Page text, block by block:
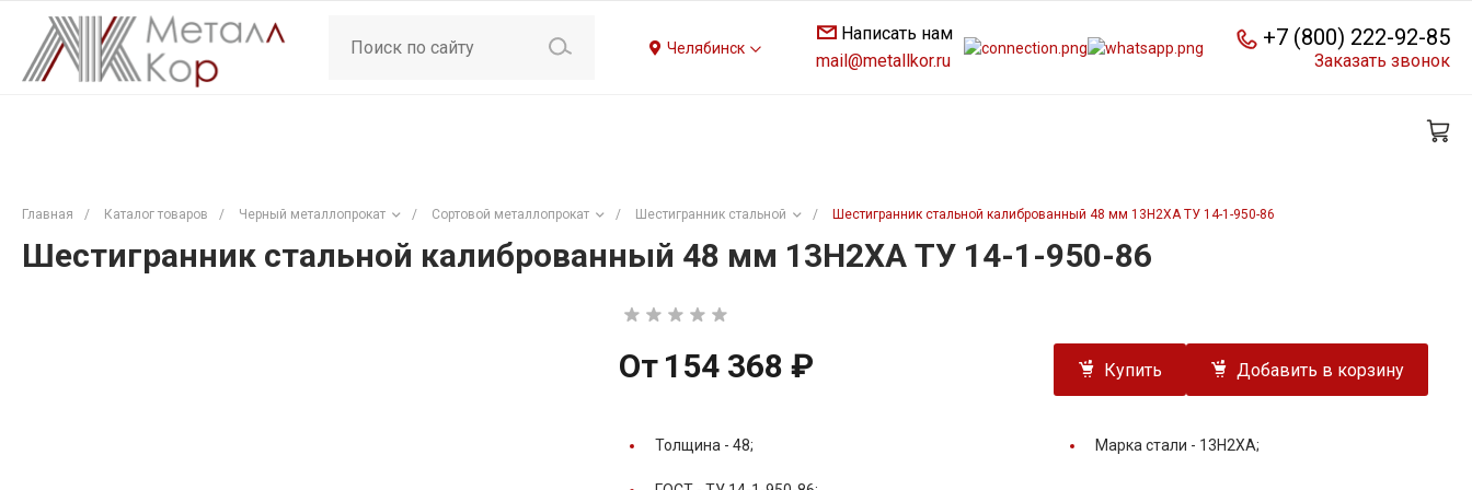
Челябинск
Написать нам
mail@metallkor.ru
+7 (800) 222-92-85
Заказать звонок
Главная / Каталог товаров / Черный металлопрокат / Сортовой металлопрокат / Шестигранник стальной / Шестигранник стальной калиброванный 48 мм 13Н2ХА ТУ 14-1-950-86
Шестигранник стальной калиброванный 48 мм 13Н2ХА ТУ 14-1-950-86
От 154 368 ₽ Купить Добавить в корзину
Толщина - 48; Марка стали - 13Н2ХА;